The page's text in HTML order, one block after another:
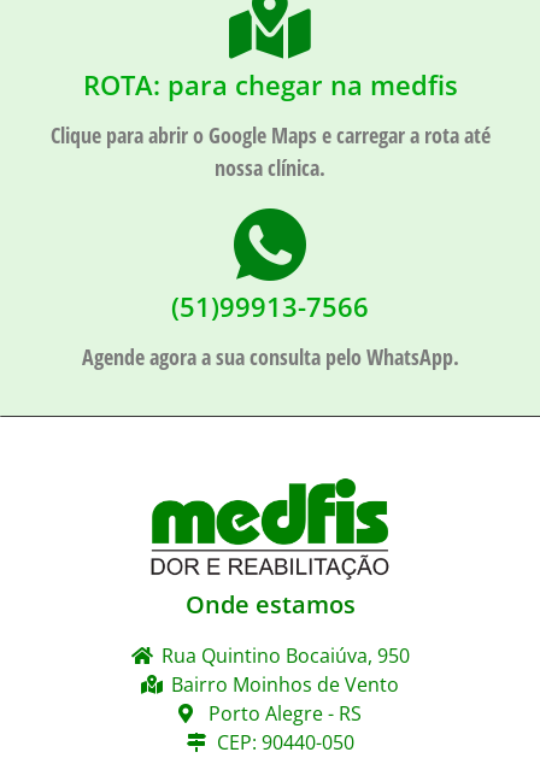
ROTA: para chegar na medfis
Clique para abrir o Google Maps e carregar a rota até
nossa clínica.
(51)99913-7566
Agende agora a sua consulta pelo WhatsApp.
Onde estamos
Rua Quintino Bocaiúva, 950
Bairro Moinhos de Vento
Porto Alegre - RS
CEP: 90440-050